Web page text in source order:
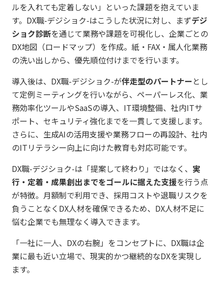
ルを入れても定着しない」といった課題を抱えていま
す。DX職-デジショク-はこうした状況に対し、まずデジ
ショク診断を通じて業務や課題を可視化し、企業ごとの
DX地図（ロードマップ）を作成。紙・FAX・属人化業務
の洗い出しから、優先順位付けまでを行います。
導入後は、DX職-デジショク-が伴走型のパートナー とし
て定例ミーティングを行いながら、ペーパーレス化、業
務効率化ツールやSaaSの導入、IT環境整備、社内ITサ
ポート、セキュリティ強化までを一貫して支援します。
さらに、生成AIの活用支援や業務フローの再設計、社内
のITリテラシー向上に向けた教育も対応可能です。
DX職-デジショク-は「提案して終わり」ではなく、 実
行・定着・成果創出までをゴールに据えた支援を行う点
が特徴。月額制で利用でき、採用コストや退職リスクを
負うことなくDX人材を確保できるため、DX人材不足に
悩む企業でも無理なく導入できます。
「一社に一人、DXの右腕」をコンセプトに、DX職は企
業に最も近い立場で、現実的かつ継続的なDXを実現し
ます。